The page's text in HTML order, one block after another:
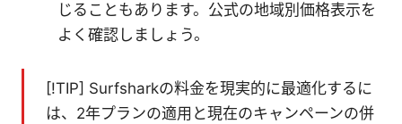
じることもあります。公式の地域別価格表示を
よく確認しましょう。
[!TIP] Surfsharkの料金を現実的に最適化するに
は、2年プランの適用と現在のキャンペーンの併